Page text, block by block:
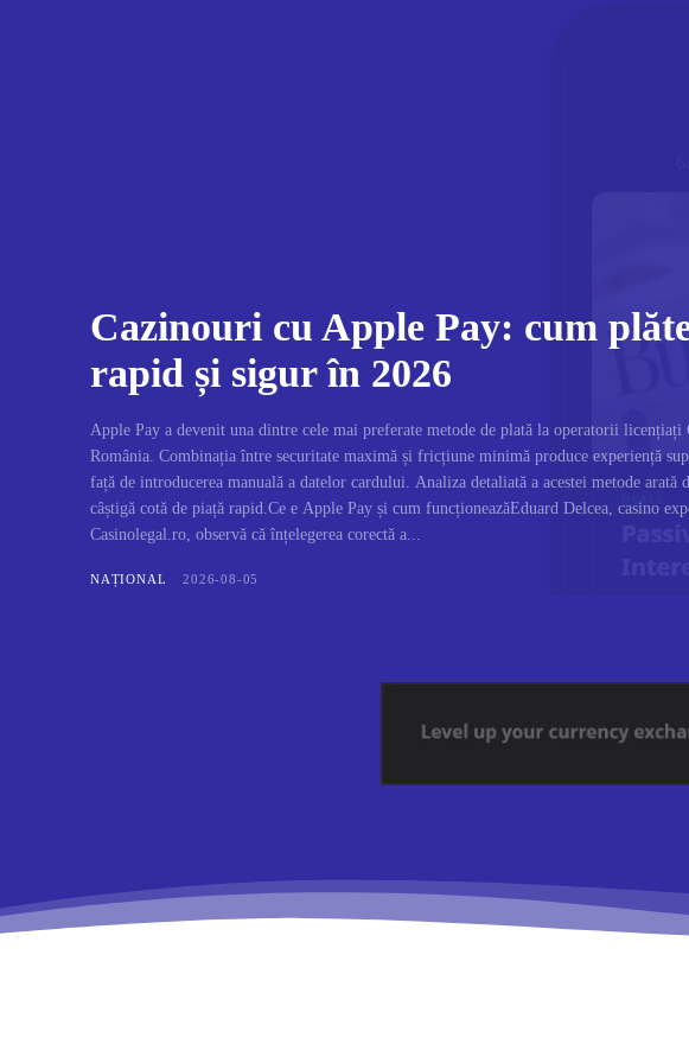
Cazinouri cu Apple Pay: cum
rapid și sigur în 2026
Apple Pay a devenit una dintre cele mai preferate metode de plată la operatorii licențiați
România. Combinația între securitate maximă și fricțiune minimă produce experiență
față de introducerea manuală a datelor cardului. Analiza detaliată a acestei metode arată
câștigă cotă de piață rapid.Ce e Apple Pay și cum funcționeazăEduard Delcea, casino
Casinolegal.ro, observă că înțelegerea corectă a...
NAȚIONAL 2026-08-05